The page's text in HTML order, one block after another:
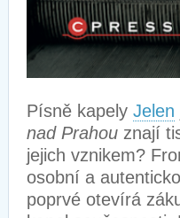
Písně kapely Jelen
nad Prahou znají
jejich vznikem?
osobní a
poprvé otevírá